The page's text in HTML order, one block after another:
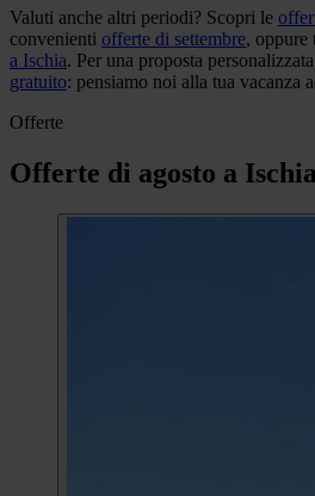
Valuti anche altri periodi? Scopri le
convenienti offerte di settembre, oppure
a Ischia. Per una proposta
gratuito: pensiamo noi alla tua vacanza
Offerte
Offerte di agosto a Ischia